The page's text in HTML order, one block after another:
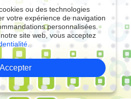
ou des technologies
votre expérience de navigation
personnalisées.
site web, vous acceptez
Accepter